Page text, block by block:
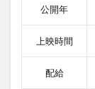
公開年
上映時間
配給